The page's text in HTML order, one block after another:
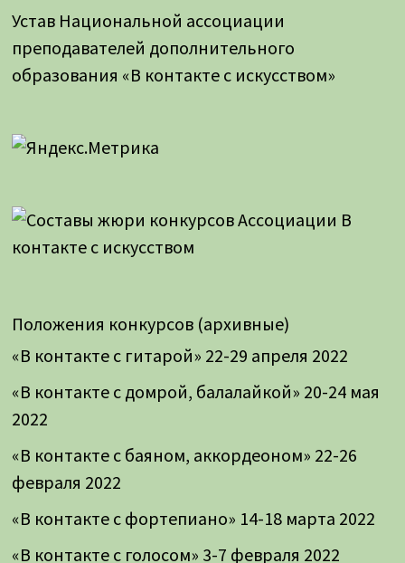
Устав Национальной ассоциации
преподавателей дополнительного
образования «В контакте с искусством»
Положения конкурсов (архивные)
«В контакте с гитарой» 22-29 апреля 2022
«В контакте с домрой, балалайкой» 20-24 мая
2022
«В контакте с баяном, аккордеоном» 22-26
февраля 2022
«В контакте с фортепиано» 14-18 марта 2022
«В контакте с голосом» 3-7 февраля 2022